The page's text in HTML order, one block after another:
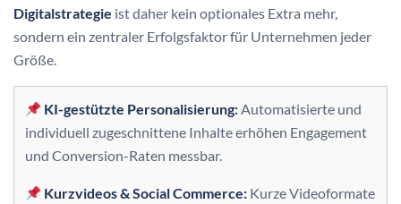
Digitalstrategie ist daher kein optionales Extra mehr,
sondern ein zentraler Erfolgsfaktor für Unternehmen jeder
Größe.
KI-gestützte Personalisierung:Automatisierte und
individuell zugeschnittene Inhalte erhöhen Engagement
und Conversion-Raten messbar.
Kurzvideos & Social Commerce: Kurze Videoformate